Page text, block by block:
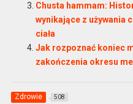
Chusta hammam:
wynikające z używania
ciała
Jak rozpoznać koniec
zakończenia okresu
Zdrowie 508